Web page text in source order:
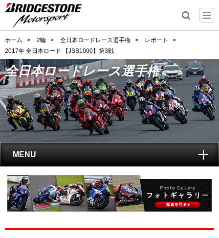
ホーム > 2輪 > 全日本ロードレース選手権 > レポート
>
2017年 全日本ロード 【JSB1000】第3戦
全日本ロードレース選手権
MENU
トップ
全日本ロードレース選手権とは?
レポート